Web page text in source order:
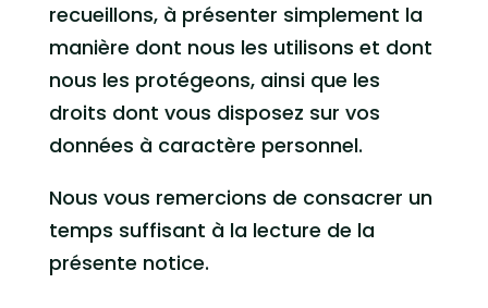
recueillons, à présenter simplement la
manière dont nous les utilisons et dont
nous les protégeons, ainsi que les
droits dont vous disposez sur vos
données à caractère personnel.
Nous vous remercions de consacrer un
temps suffisant à la lecture de la
présente notice.